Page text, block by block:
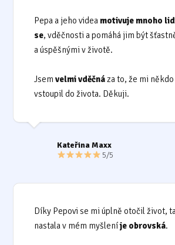
Pepa a jeho videa motivuje mnoho
se, vděčnosti a pomáhá jim být
a úspěšnými v životě.
Jsemvelmi vděčnáza to, že mi
vstoupil do života. Děkuji.
Kateřina Maxx
5/5
Díky Pepovi se mi úplně otočil život,
nastala v mém myšleníje obrovská.